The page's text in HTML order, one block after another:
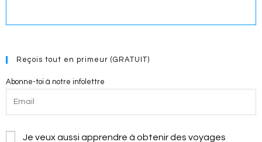
Reçois tout en primeur (GRATUIT)
Abonne-toi à notre infolettre
Je veux aussi apprendre à obtenir des voyages